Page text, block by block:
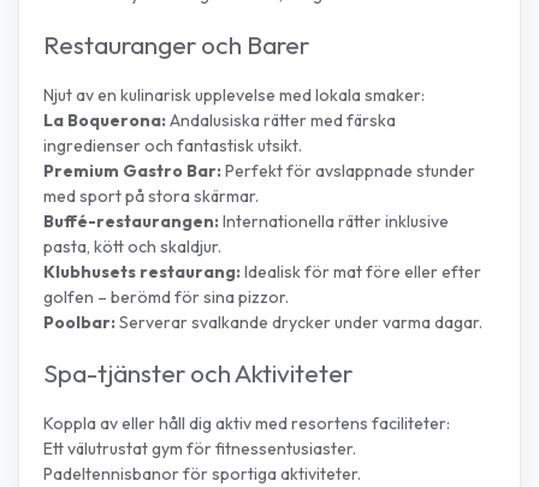
Restauranger och Barer
Njut av en kulinarisk upplevelse med lokala smaker:
La Boquerona:Andalusiska rätter med färska
ingredienser och fantastisk utsikt.
Premium Gastro Bar:Perfekt för avslappnade stunder
med sport på stora skärmar.
Buffé-restaurangen:Internationella rätter inklusive
pasta, kött och skaldjur.
Klubhusets restaurang:Idealisk för mat före eller efter
golfen – berömd för sina pizzor.
Poolbar:Serverar svalkande drycker under varma dagar.
Spa-tjänster och Aktiviteter
Koppla av eller håll dig aktiv med resortens faciliteter:
Ett välutrustat gym för fitnessentusiaster.
Padeltennisbanor för sportiga aktiviteter.